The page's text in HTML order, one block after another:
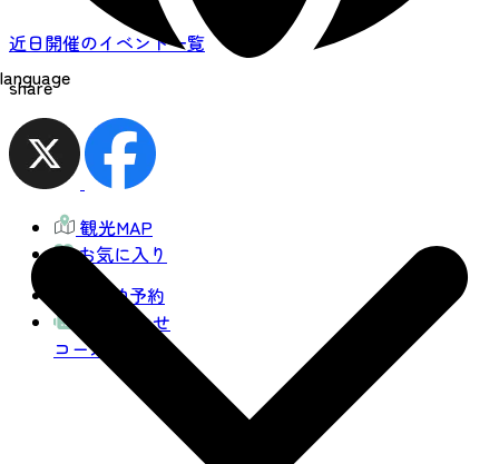
language
近日開催のイベント一覧
share
観光MAP
お気に入り
宿泊予約
AIおまかせ
コース